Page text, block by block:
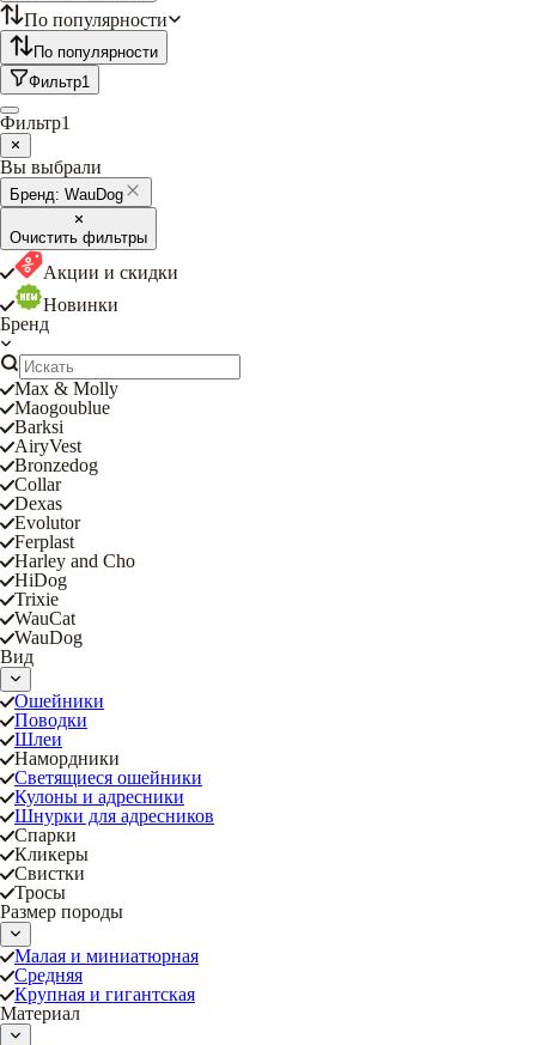
По популярности
По популярности
Фильтр1
Фильтр1
Вы выбрали
Бренд: WauDog
Очистить фильтры
Акции и скидки
Новинки
Бренд
Max & Molly
Maogoublue
Barksi
AiryVest
Bronzedog
Collar
Dexas
Evolutor
Ferplast
Harley and Cho
HiDog
Trixie
WauCat
WauDog
Вид
Ошейники
Поводки
Шлеи
Намордники
Светящиеся ошейники
Кулоны и адресники
Шнурки для адресников
Спарки
Кликеры
Свистки
Тросы
Размер породы
Малая и миниатюрная
Средняя
Крупная и гигантская
Материал